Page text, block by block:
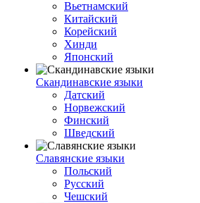
Вьетнамский
Китайский
Корейский
Хинди
Японский
Скандинавские языки
Датский
Норвежский
Финский
Шведский
Славянские языки
Польский
Русский
Чешский